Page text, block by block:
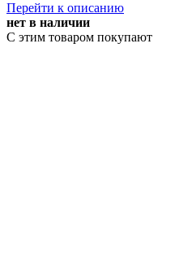
Перейти к описанию
нет в наличии
С этим товаром покупают